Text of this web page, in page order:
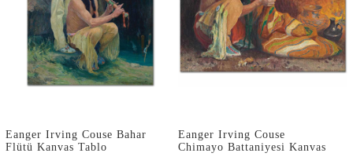
Eanger Irving Couse Bahar
Flütü Kanvas Tablo
Eanger Irving Couse
Chimayo Battaniyesi Kanvas